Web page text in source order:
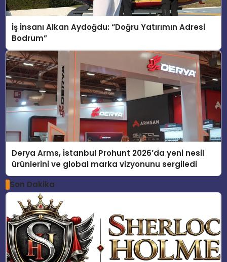
İş İnsanı Alkan Aydoğdu: “Doğru Yatırımın Adresi
Bodrum”
Derya Arms, İstanbul Prohunt 2026’da yeni nesil
ürünlerini ve global marka vizyonunu sergiledi
Son Dakika